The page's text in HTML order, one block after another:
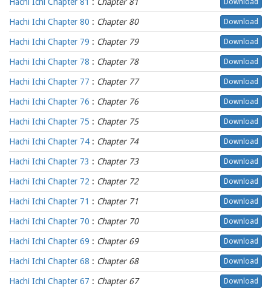
Download
Hachi Ichi Chapter 80 : Chapter 80 Download
Hachi Ichi Chapter 79 : Chapter 79 Download
Hachi Ichi Chapter 78 : Chapter 78 Download
Hachi Ichi Chapter 77 : Chapter 77 Download
Hachi Ichi Chapter 76 : Chapter 76 Download
Hachi Ichi Chapter 75 : Chapter 75 Download
Hachi Ichi Chapter 74 : Chapter 74 Download
Hachi Ichi Chapter 73 : Chapter 73 Download
Hachi Ichi Chapter 72 : Chapter 72 Download
Hachi Ichi Chapter 71 : Chapter 71 Download
Hachi Ichi Chapter 70 : Chapter 70 Download
Hachi Ichi Chapter 69 : Chapter 69 Download
Hachi Ichi Chapter 68 : Chapter 68 Download
Hachi Ichi Chapter 67 : Chapter 67 Download